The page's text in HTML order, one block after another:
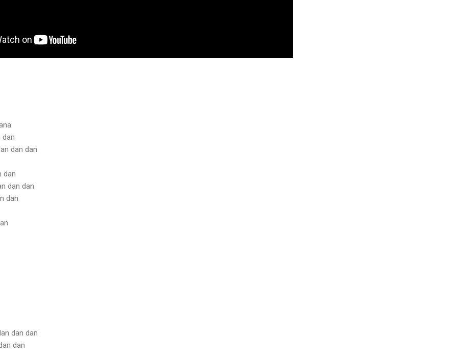
dan
dan dan
dan
dan dan
dan
dan dan
dan